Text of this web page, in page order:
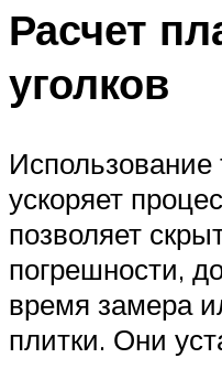
Расчет
уголков
Использование
ускоряет
позволяет
погрешности,
время замера
плитки. Они